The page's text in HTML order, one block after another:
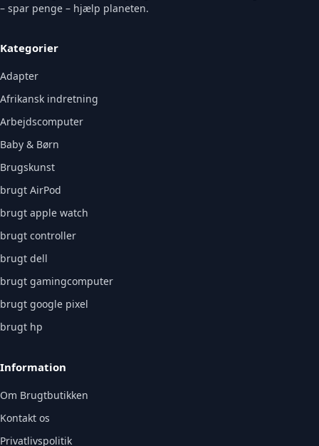
– spar penge – hjælp planeten.
Kategorier
Adapter
Afrikansk indretning
Arbejdscomputer
Baby & Børn
Brugskunst
brugt AirPod
brugt apple watch
brugt controller
brugt dell
brugt gamingcomputer
brugt google pixel
brugt hp
Information
Om Brugtbutikken
Kontakt os
Privatlivspolitik